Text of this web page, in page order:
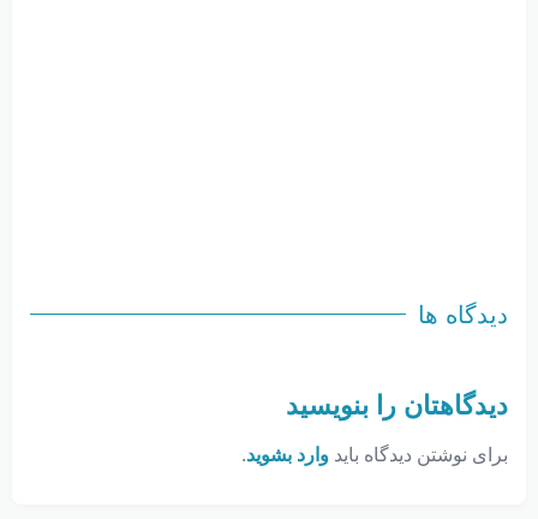
دیدگاه ها
دیدگاهتان را بنویسید
برای نوشتن دیدگاه باید وارد بشوید.